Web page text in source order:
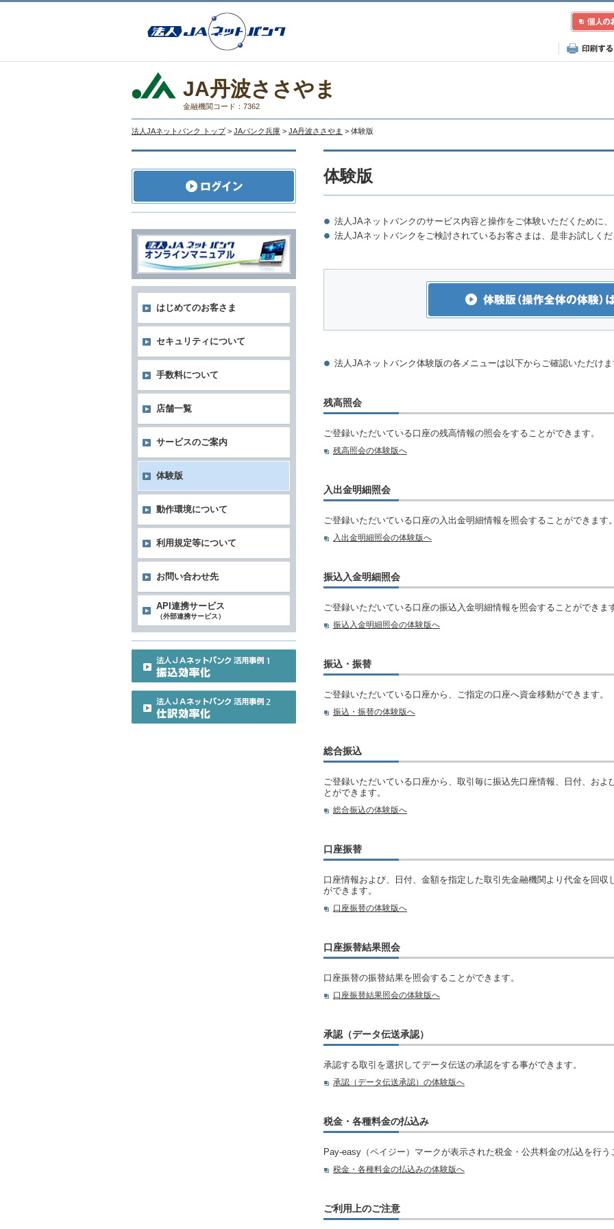
JA丹波ささやま
金融機関コード：7362
法人JAネットバンク トップ > JAバンク兵庫 > JA丹波ささやま > 体験版
体験版
法人JAネットバンクのサービス内容と操作をご体験いただくために、
法人JAネットバンクをご検討されているお客さまは、是非お試しくだ
法人JAネットバンク体験版の各メニューは以下からご確認いただけま
残高照会
ご登録いただいている口座の残高情報の照会をすることができます。
残高照会の体験版へ
入出金明細照会
ご登録いただいている口座の入出金明細情報を照会することができます。
入出金明細照会の体験版へ
振込入金明細照会
ご登録いただいている口座の振込入金明細情報を照会することができま
振込入金明細照会の体験版へ
振込・振替
ご登録いただいている口座から、ご指定の口座へ資金移動ができます。
振込・振替の体験版へ
総合振込
ご登録いただいている口座から、取引毎に振込先口座情報、日付、およ
とができます。
総合振込の体験版へ
口座振替
口座情報および、日付、金額を指定した取引先金融機関より代金を回収
ができます。
口座振替の体験版へ
口座振替結果照会
口座振替の振替結果を照会することができます。
口座振替結果照会の体験版へ
承認（データ伝送承認）
承認する取引を選択してデータ伝送の承認をする事ができます。
承認（データ伝送承認）の体験版へ
税金・各種料金の払込み
Pay-easy（ペイジー）マークが表示された税金・公共料金の払込を行う
税金・各種料金の払込みの体験版へ
ご利用上のご注意
はじめてのお客さま
セキュリティについて
手数料について
店舗一覧
サービスのご案内
体験版
動作環境について
利用規定等について
お問い合わせ先
API連携サービス
（外部連携サービス）